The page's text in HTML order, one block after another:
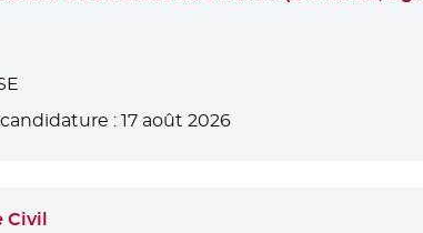
:17 août 2026
Civil